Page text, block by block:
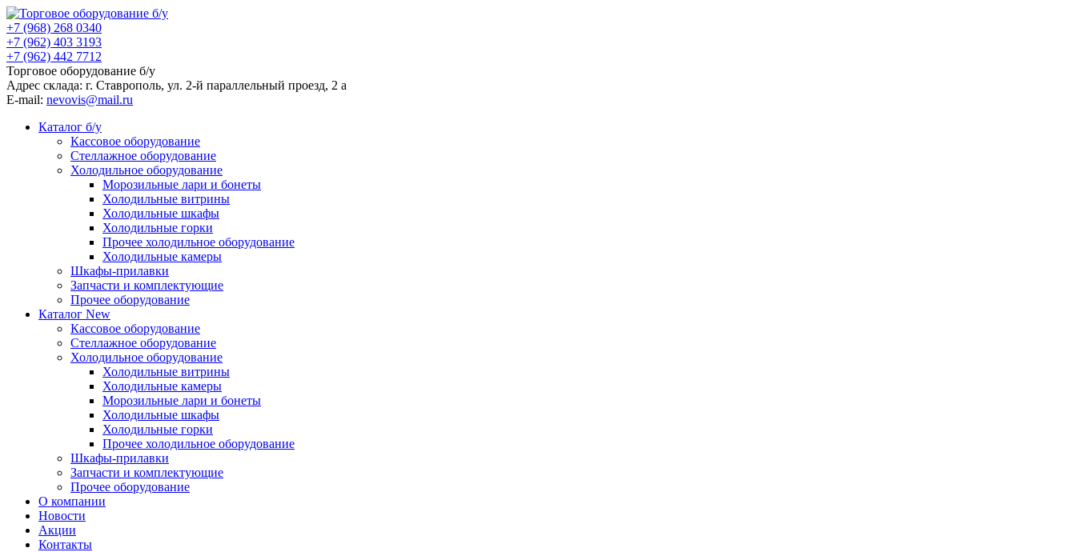
+7 (968) 268 0340
+7 (962) 403 3193
+7 (962) 442 7712
Торговое оборудование б/у
Адрес склада: г. Ставрополь, ул. 2-й параллельный проезд, 2 a
E-mail: nevovis@mail.ru
Каталог б/у
Кассовое оборудование
Стеллажное оборудование
Холодильное оборудование
Морозильные лари и бонеты
Холодильные витрины
Холодильные шкафы
Холодильные горки
Прочее холодильное оборудование
Холодильные камеры
Шкафы-прилавки
Запчасти и комплектующие
Прочее оборудование
Каталог New
Кассовое оборудование
Стеллажное оборудование
Холодильное оборудование
Холодильные витрины
Холодильные камеры
Морозильные лари и бонеты
Холодильные шкафы
Холодильные горки
Прочее холодильное оборудование
Шкафы-прилавки
Запчасти и комплектующие
Прочее оборудование
О компании
Новости
Акции
Контакты